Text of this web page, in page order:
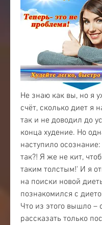
Не знаю как вы, но я
счёт, сколько диет я
так и не доводил до
конца худение. Но
наступило
так?! Я же не кит,
таким толстым!' И я
на поиски новой
познакомился с
Что из этого вышло –
рассказать только